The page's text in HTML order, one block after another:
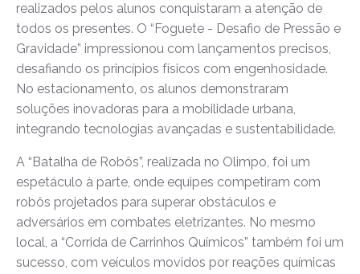
realizados pelos alunos conquistaram a atenção de
todos os presentes. O “Foguete - Desafio de Pressão e
Gravidade” impressionou com lançamentos precisos,
desafiando os princípios físicos com engenhosidade.
No estacionamento, os alunos demonstraram
soluções inovadoras para a mobilidade urbana,
integrando tecnologias avançadas e sustentabilidade.
A “Batalha de Robôs”, realizada no Olimpo, foi um
espetáculo à parte, onde equipes competiram com
robôs projetados para superar obstáculos e
adversários em combates eletrizantes. No mesmo
local, a “Corrida de Carrinhos Químicos” também foi um
sucesso, com veículos movidos por reações químicas